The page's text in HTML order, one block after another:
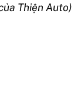
Thiện Auto)